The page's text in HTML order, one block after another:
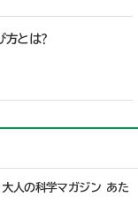
方とは?
大人の科学マガジン あた